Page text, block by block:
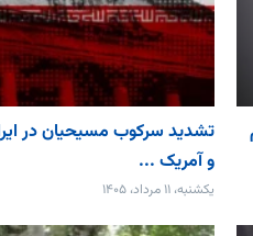
تشدید سرکوب مسیحیان در
و آمریک ...
یکشنبه، ۱۱ مرداد، ۱۴۰۵